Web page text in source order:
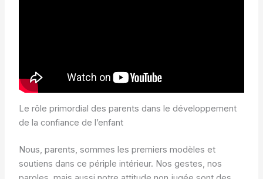
Le rôle primordial des parents dans le développement
de la confiance de l’enfant
Nous, parents, sommes les premiers modèles et
soutiens dans ce périple intérieur. Nos gestes, nos